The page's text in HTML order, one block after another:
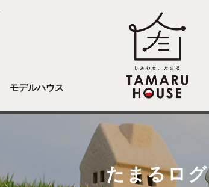
モデルハウス
たまるログ